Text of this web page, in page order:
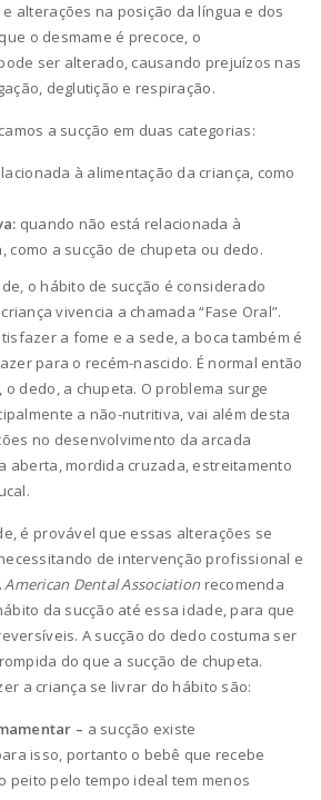
alterações na posição da língua e dos
o desmame é precoce, o
ser alterado, causando prejuízos nas
deglutição e respiração.
a sucção em duas categorias:
à alimentação da criança, como
quando não está relacionada à
como a sucção de chupeta ou dedo.
o hábito de sucção é considerado
vivencia a chamada “Fase Oral”.
a fome e a sede, a boca também é
para o recém-nascido. É normal então
o dedo, a chupeta. O problema surge
a não-nutritiva, vai além desta
no desenvolvimento da arcada
aberta, mordida cruzada, estreitamento
é provável que essas alterações se
de intervenção profissional e
American Dental Association recomenda
da sucção até essa idade, para que
A sucção do dedo costuma ser
do que a sucção de chupeta.
a criança se livrar do hábito são:
– a sucção existe
isso, portanto o bebê que recebe
peito pelo tempo ideal tem menos